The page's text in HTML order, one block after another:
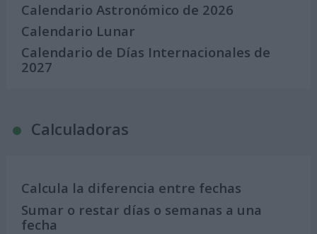
Calendario Astronómico de 2026
Calendario Lunar
Calendario de Días Internacionales de
2027
Calculadoras
Calcula la diferencia entre fechas
Sumar o restar días o semanas a una
fecha